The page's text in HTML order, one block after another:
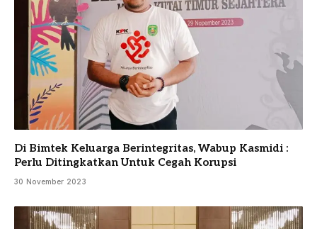
Di Bimtek Keluarga Berintegritas, Wabup Kasmidi :
Perlu Ditingkatkan Untuk Cegah Korupsi
30 November 2023